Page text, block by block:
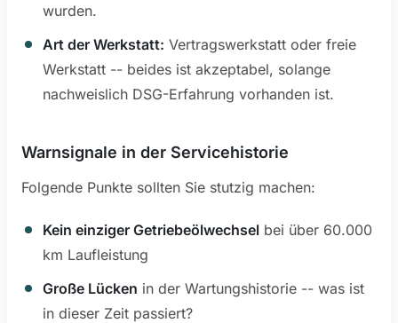
wurden.
Art der Werkstatt: Vertragswerkstatt oder freie
Werkstatt -- beides ist akzeptabel, solange
nachweislich DSG-Erfahrung vorhanden ist.
Warnsignale in der Servicehistorie
Folgende Punkte sollten Sie stutzig machen:
Kein einziger Getriebeölwechsel bei über 60.000
km Laufleistung
Große Lücken in der Wartungshistorie -- was ist
in dieser Zeit passiert?